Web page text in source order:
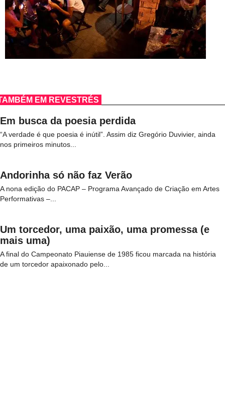
EM REVESTRÉS
Em busca da poesia perdida
“A verdade é que poesia é inútil”. Assim diz Gregório Duvivier, ainda
nos primeiros minutos...
Andorinha só não faz Verão
A nona edição do PACAP – Programa Avançado de Criação em Artes
Performativas –...
Um torcedor, uma paixão, uma promessa (e
mais uma)
A final do Campeonato Piauiense de 1985 ficou marcada na história
de um torcedor apaixonado pelo...